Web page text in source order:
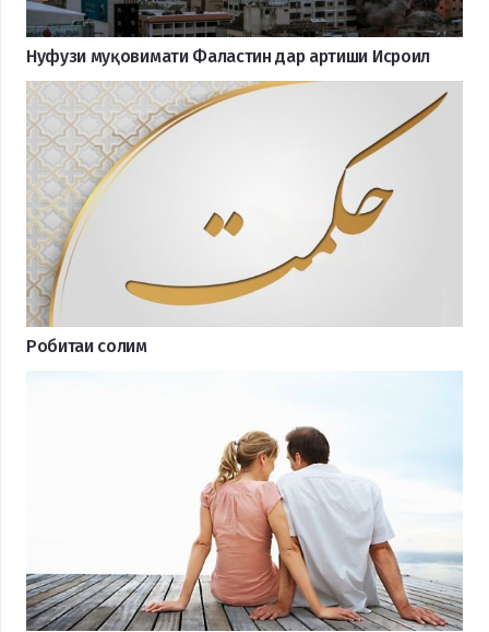
Нуфузи муқовимати Фаластин дар артиши Исроил
Робитаи солим